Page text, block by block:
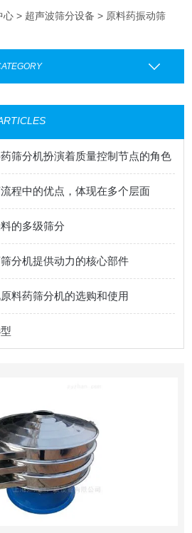
心 > 超声波筛分设备 > 原料药振动筛
筛分机扮演着质量控制节点的角色
程中的优点，体现在多个层面
的多级筛分
分机提供动力的核心部件
料药筛分机的选购和使用